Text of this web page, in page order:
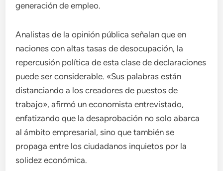
generación de empleo.
Analistas de la opinión pública señalan que en
naciones con altas tasas de desocupación, la
repercusión política de esta clase de declaraciones
puede ser considerable. «Sus palabras están
distanciando a los creadores de puestos de
trabajo», afirmó un economista entrevistado,
enfatizando que la desaprobación no solo abarca
al ámbito empresarial, sino que también se
propaga entre los ciudadanos inquietos por la
solidez económica.